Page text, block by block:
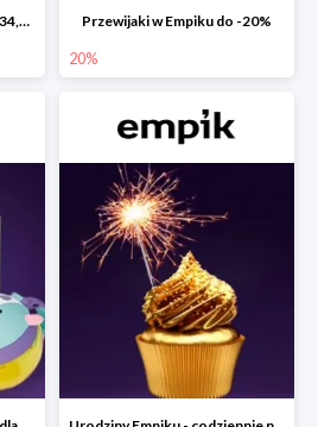
Święta z LEGO w Empiku od 34,75 zł Przewijaki w Empiku do -20%
20%